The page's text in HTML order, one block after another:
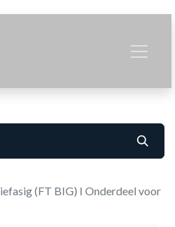
(FT BIG) I Onderdeel voor